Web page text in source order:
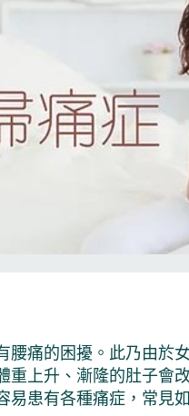
痛的困擾。此乃由於
上升、漸隆的肚子會
患有各種痛症，常見